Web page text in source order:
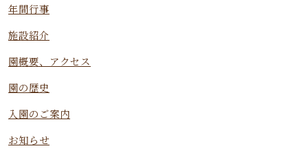
年間行事
施設紹介
園概要、アクセス
園の歴史
入園のご案内
お知らせ